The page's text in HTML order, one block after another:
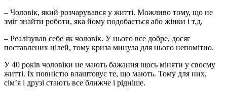
– Чоловік, який розчарувався у житті. Можливо тому, що не
зміг знайти роботи, яка йому подобається або жінки і т.д.
– Реалізував себе як чоловік. У нього все добре, досяг
поставлених цілей, тому криза минула для нього непомітно.
У 40 років чоловіки не мають бажання щось міняти у своєму
житті. Їх повністю влаштовує те, що мають. Тому для них,
сім’я і друзі стають все ближче і рідніше.